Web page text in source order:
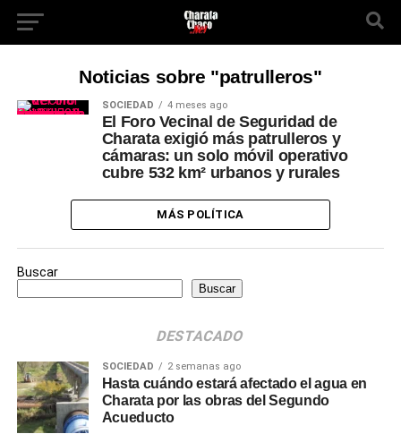
Noticias sobre "patrulleros"
SOCIEDAD 4 meses ago
El Foro Vecinal de Seguridad de
Charata exigió más patrulleros y
cámaras: un solo móvil operativo
cubre 532 km² urbanos y rurales
MÁS POLÍTICA
Buscar
Buscar
DESTACADO
SOCIEDAD 2 semanas ago
Hasta cuándo estará afectado el agua en
Charata por las obras del Segundo
Acueducto